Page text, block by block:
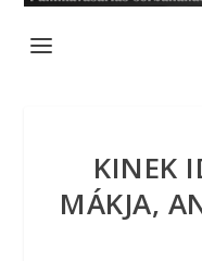
KINEK
MÁKJA,